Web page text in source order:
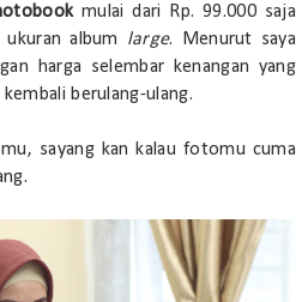
mulai dari Rp. 99.000 saja
album large. Menurut saya
harga selembar kenangan yang
berulang-ulang.
sayang kan kalau fotomu cuma